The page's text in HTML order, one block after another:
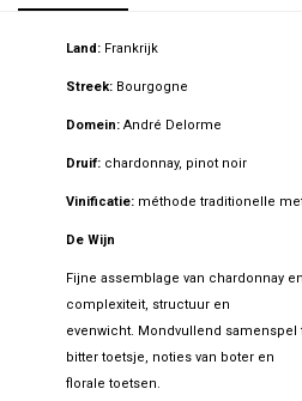
Land: Frankrijk
Streek: Bourgogne
Domein: André Delorme
Druif: chardonnay, pinot noir
Vinificatie: méthode traditionelle
De Wijn
Fijne assemblage van chardonnay
complexiteit, structuur en
evenwicht. Mondvullend
bitter toetsje, noties van boter en
florale toetsen.